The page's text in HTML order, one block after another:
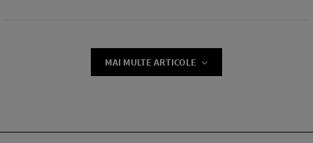
MAI MULTE ARTICOLE